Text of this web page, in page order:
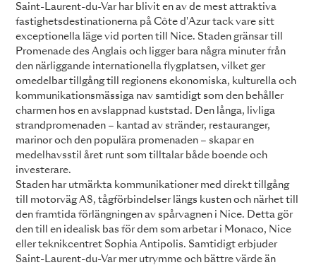
Saint-Laurent-du-Var har blivit en av de mest attraktiva
fastighetsdestinationerna på Côte d'Azur tack vare sitt
exceptionella läge vid porten till Nice. Staden gränsar till
Promenade des Anglais och ligger bara några minuter från
den närliggande internationella flygplatsen, vilket ger
omedelbar tillgång till regionens ekonomiska, kulturella och
kommunikationsmässiga nav samtidigt som den behåller
charmen hos en avslappnad kuststad. Den långa, livliga
strandpromenaden – kantad av stränder, restauranger,
marinor och den populära promenaden – skapar en
medelhavsstil året runt som tilltalar både boende och
investerare.
Staden har utmärkta kommunikationer med direkt tillgång
till motorväg A8, tågförbindelser längs kusten och närhet till
den framtida förlängningen av spårvagnen i Nice. Detta gör
den till en idealisk bas för dem som arbetar i Monaco, Nice
eller teknikcentret Sophia Antipolis. Samtidigt erbjuder
Saint-Laurent-du-Var mer utrymme och bättre värde än